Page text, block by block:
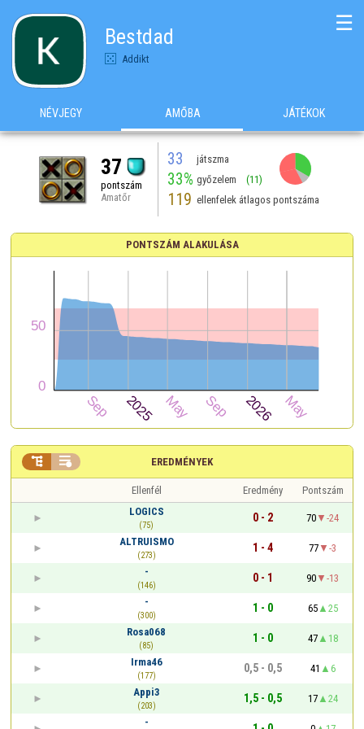
Bestdad
Addikt
☰
NÉVJEGY AMŐBA JÁTÉKOK
37
pontszám
Amatőr
33 játszma
33% győzelem (11)
119 ellenfelek átlagos pontszáma
PONTSZÁM ALAKULÁSA
EREDMÉNYEK
 
Ellenfél Eredmény
Pontszám
LOGICS
(75)
0 - 2 70
-24
ALTRUISMO
(273)
1 - 4 77
-3
-
(146)
0 - 1 90
-13
-
(300)
1 - 0 65
25
Rosa068
(85)
1 - 0 47
18
Irma46
(177)
0,5 - 0,5 41
6
Appi3
(203)
1,5 - 0,5 17
24
-